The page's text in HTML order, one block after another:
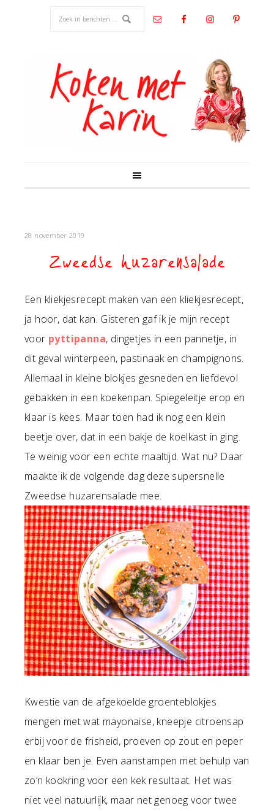
28 november 2019
Zweedse huzarensalade
Een kliekjesrecept maken van een kliekjesrecept,
ja hoor, dat kan. Gisteren gaf ik je mijn recept
voor pyttipanna, dingetjes in een pannetje, in
dit geval winterpeen, pastinaak en champignons.
Allemaal in kleine blokjes gesneden en liefdevol
gebakken in een koekenpan. Spiegeleitje erop en
klaar is kees. Maar toen had ik nog een klein
beetje over, dat in een bakje de koelkast in ging.
Te weinig voor een echte maaltijd. Wat nu? Daar
maakte ik de volgende dag deze supersnelle
Zweedse huzarensalade mee.
Kwestie van de afgekoelde groenteblokjes
mengen met wat mayonaise, kneepje citroensap
erbij voor de frisheid, proeven op zout en peper
en klaar ben je. Even aanstampen met behulp van
zo’n kookring voor een kek resultaat. Het was
niet veel natuurlijk, maar net genoeg voor twee